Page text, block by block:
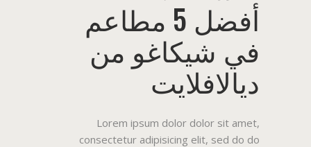
أفضل 5 مطاعم
في شيكاغو من
ديالافلايت
Lorem ipsum dolor dolor sit amet,
consectetur adipisicing elit, sed do do